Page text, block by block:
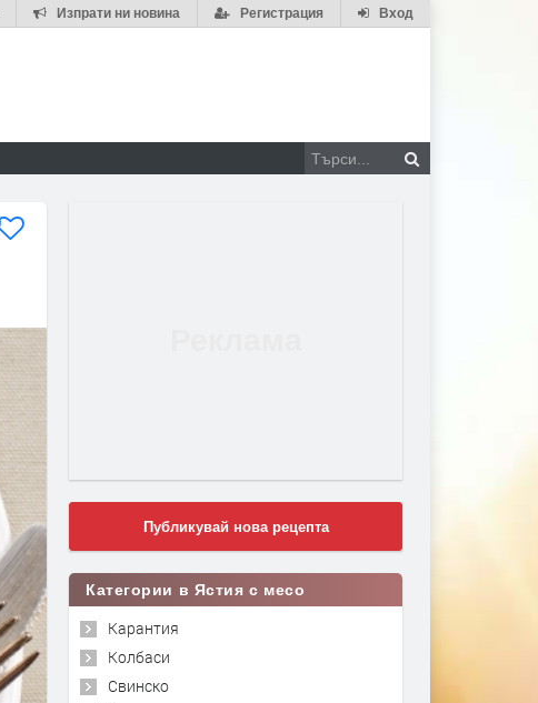
Вход
Регистрация
Изпрати ни новина
Публикувай нова рецепта
Категории в Ястия с месо
Карантия
Колбаси
Свинско